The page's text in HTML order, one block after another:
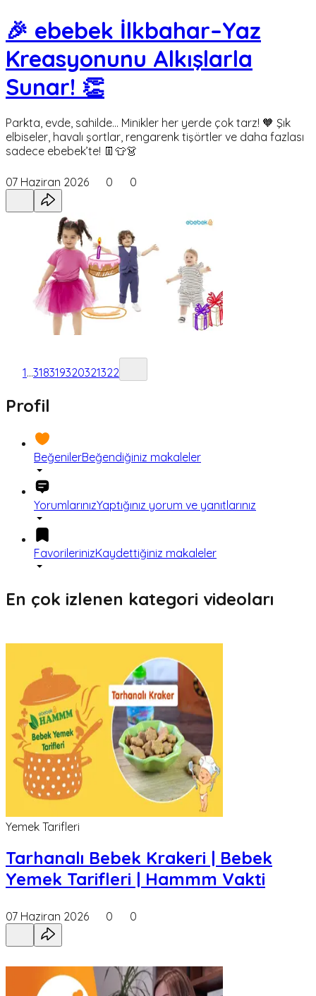
🎉 ebebek İlkbahar–Yaz
Kreasyonunu Alkışlarla
Sunar! 👏
Parkta, evde, sahilde… Minikler her yerde çok tarz! 🧡 Şık
elbiseler, havalı şortlar, rengarenk tişörtler ve daha fazlası
sadece ebebek’te! 👖👕👗
07 Haziran 2026 0 0
1...318319320321322
Profil
BeğenilerBeğendiğiniz makaleler
YorumlarınızYaptığınız yorum ve yanıtlarınız
FavorilerinizKaydettiğiniz makaleler
En çok izlenen kategori videoları
Yemek Tarifleri
Tarhanalı Bebek Krakeri | Bebek
Yemek Tarifleri | Hammm Vakti
07 Haziran 2026 0 0